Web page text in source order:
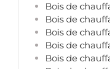
Bois de
Bois de
Bois de
Bois de
Bois de